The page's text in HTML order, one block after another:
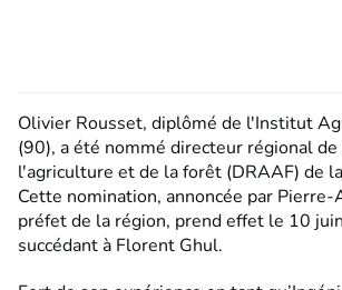
Olivier Rousset, diplômé de l'Institut
(90), a été nommé directeur régional
l'agriculture et de la forêt (DRAAF) de
Cette nomination, annoncée par Pierre-
préfet de la région, prend effet le 10
succédant à Florent Ghul.